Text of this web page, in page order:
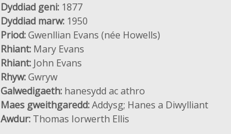
Dyddiad geni: 1877
Dyddiad marw: 1950
Priod:Gwenllian Evans (née Howells)
Rhiant: Mary Evans
Rhiant: John Evans
Rhyw:Gwryw
Galwedigaeth: hanesydd ac athro
Maes gweithgaredd:Addysg; Hanes a Diwylliant
Awdur: Thomas Iorwerth Ellis